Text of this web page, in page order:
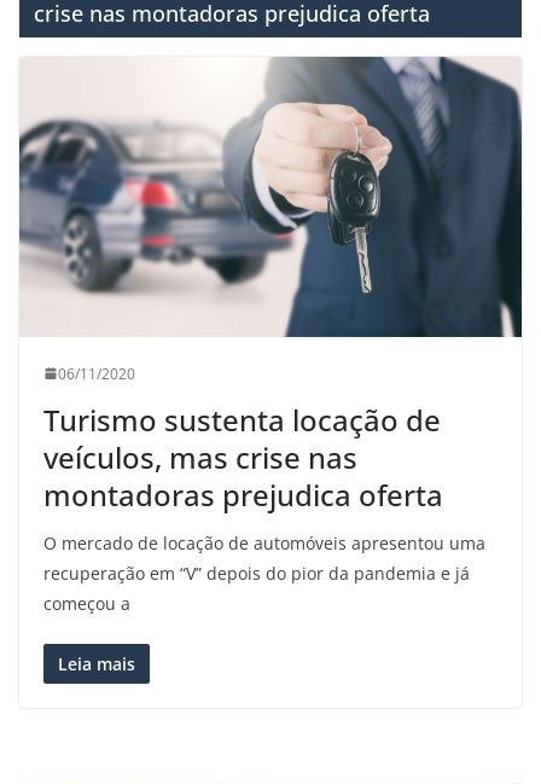
crise nas montadoras prejudica oferta
06/11/2020
Turismo sustenta locação de
veículos, mas crise nas
montadoras prejudica oferta
O mercado de locação de automóveis apresentou uma
recuperação em “V” depois do pior da pandemia e já
começou a
Leia mais